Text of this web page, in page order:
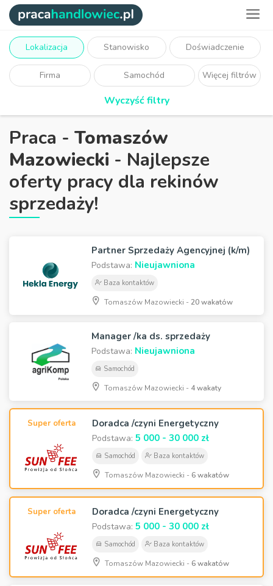
Lokalizacja Stanowisko Doświadczenie
Firma Samochód Więcej filtrów
Wyczyść filtry
Praca - Tomaszów
Mazowiecki - Najlepsze
oferty pracy dla rekinów
sprzedaży!
Partner Sprzedaży Agencyjnej (k/m)
Podstawa: Nieujawniona
Baza kontaktów
Tomaszów Mazowiecki -20 wakatów
Manager /ka ds. sprzedaży
Podstawa: Nieujawniona
Samochód
Tomaszów Mazowiecki - 4 wakaty
Super oferta Doradca /czyni Energetyczny
Podstawa: 5 000 - 30 000 zł
Samochód Baza kontaktów
Tomaszów Mazowiecki - 6 wakatów
Super oferta Doradca /czyni Energetyczny
Podstawa: 5 000 - 30 000 zł
Samochód Baza kontaktów
Tomaszów Mazowiecki - 6 wakatów